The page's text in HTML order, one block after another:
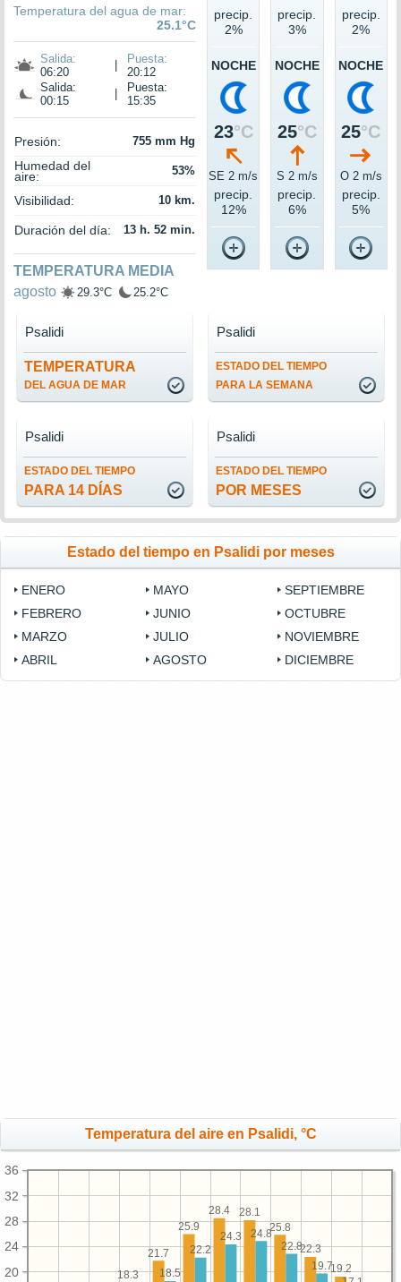
Temperatura del agua de mar:
25.1°C
Salida:
06:20
Puesta:
20:12
Salida:
00:15
Puesta:
15:35
Presión: 755 mm Hg
Humedad del
aire: 53%
Visibilidad: 10 km.
Duración del día: 13 h. 52 min.
TEMPERATURA MEDIA
agosto
29.3°C 25.2°C
precip.
2%
NOCHE
23°C
SE 2 m/s
precip.
12%
precip.
3%
NOCHE
25°C
S 2 m/s
precip.
6%
precip.
2%
NOCHE
25°C
O 2 m/s
precip.
5%
TEMPERATURA
DEL AGUA DE MAR
Psalidi
ESTADO DEL TIEMPO
PARA LA SEMANA
Psalidi
ESTADO DEL TIEMPO
PARA 14 DÍAS
Psalidi
ESTADO DEL TIEMPO
POR MESES
Psalidi
Estado del tiempo en Psalidi por meses
ENERO
FEBRERO
MARZO
ABRIL
MAYO
JUNIO
JULIO
AGOSTO
SEPTIEMBRE
OCTUBRE
NOVIEMBRE
DICIEMBRE
Temperatura del aire en Psalidi, °C
20
24
28
32
36
19.2
22.3
25.8
28.1
28.4
25.9
21.7
18.3
19.7
22.8
24.8
24.3
22.2
18.5